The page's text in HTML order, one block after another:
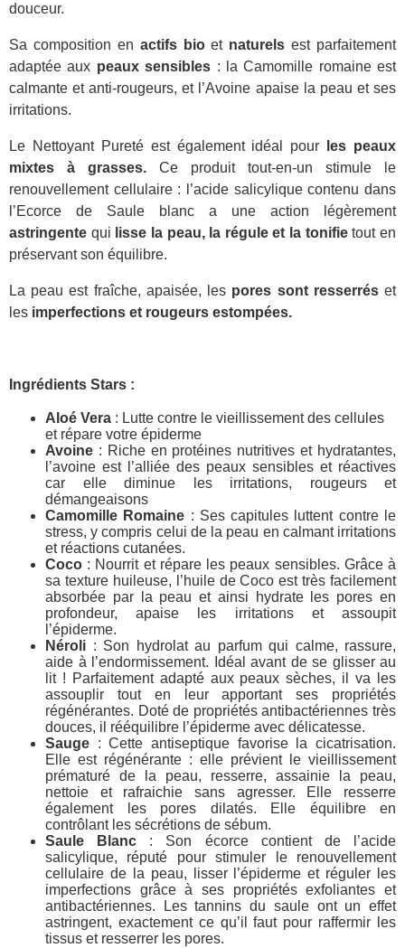
douceur.
Sa composition en actifs bioet naturels est parfaitement
adaptée aux peaux sensibles : la Camomille romaine est
calmante et anti-rougeurs, et l’Avoine apaise la peau et ses
irritations.
Le Nettoyant Pureté est également idéal pour
les peaux
mixtes à grasses. Ce produit tout-en-un stimule le
renouvellement cellulaire : l’acide salicylique contenu dans
l’Ecorce de Saule blanc a une action légèrement
astringente qui lisse la peau, la régule et la tonifietout en
préservant son équilibre.
La peau est fraîche, apaisée, les pores sont resserréset
les imperfections et rougeurs estompées.
Ingrédients Stars :
Aloé Vera : Lutte contre le vieillissement des cellules
et répare votre épiderme
Avoine : Riche en protéines nutritives et hydratantes,
l’avoine est l’alliée des peaux sensibles et réactives
car elle diminue les irritations, rougeurs et
démangeaisons
Camomille Romaine : Ses capitules luttent contre le
stress, y compris celui de la peau en calmant irritations
et réactions cutanées.
Coco : Nourrit et répare les peaux sensibles. Grâce à
sa texture huileuse, l’huile de Coco est très facilement
absorbée par la peau et ainsi hydrate les pores en
profondeur, apaise les irritations et assoupit
l’épiderme.
Néroli : Son hydrolat au parfum qui calme, rassure,
aide à l’endormissement. Idéal avant de se glisser au
lit ! Parfaitement adapté aux peaux sèches, il va les
assouplir tout en leur apportant ses propriétés
régénérantes. Doté de propriétés antibactériennes très
douces, il rééquilibre l’épiderme avec délicatesse.
Sauge : Cette antiseptique favorise la cicatrisation.
Elle est régénérante : elle prévient le vieillissement
prématuré de la peau, resserre, assainie la peau,
nettoie et rafraichie sans agresser. Elle resserre
également les pores dilatés. Elle équilibre en
contrôlant les sécrétions de sébum.
Saule Blanc : Son écorce contient de l’acide
salicylique, réputé pour stimuler le renouvellement
cellulaire de la peau, lisser l’épiderme et réguler les
imperfections grâce à ses propriétés exfoliantes et
antibactériennes. Les tannins du saule ont un effet
astringent, exactement ce qu’il faut pour raffermir les
tissus et resserrer les pores.